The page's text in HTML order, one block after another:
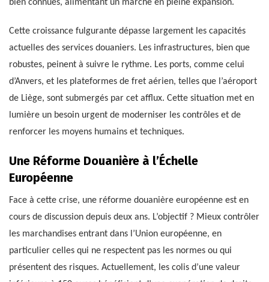
bien connues, alimentant un marché en pleine expansion.
Cette croissance fulgurante dépasse largement les capacités
actuelles des services douaniers. Les infrastructures, bien que
robustes, peinent à suivre le rythme. Les ports, comme celui
d’Anvers, et les plateformes de fret aérien, telles que l’aéroport
de Liège, sont submergés par cet afflux. Cette situation met en
lumière un besoin urgent de moderniser les contrôles et de
renforcer les moyens humains et techniques.
Une Réforme Douanière à l’Échelle
Européenne
Face à cette crise, une réforme douanière européenne est en
cours de discussion depuis deux ans. L’objectif ? Mieux contrôler
les marchandises entrant dans l’Union européenne, en
particulier celles qui ne respectent pas les normes ou qui
présentent des risques. Actuellement, les colis d’une valeur